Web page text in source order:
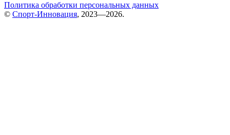
Политика обработки персональных данных
© Спорт-Инновация, 2023—2026.